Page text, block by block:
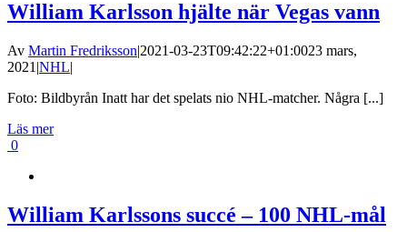
William Karlsson hjälte när Vegas vann
Av Martin Fredriksson|2021-03-23T09:42:22+01:0023 mars,
2021 |NHL|
Foto: Bildbyrån Inatt har det spelats nio NHL-matcher. Några [...]
Läs mer
0
William Karlssons succé – 100 NHL-mål